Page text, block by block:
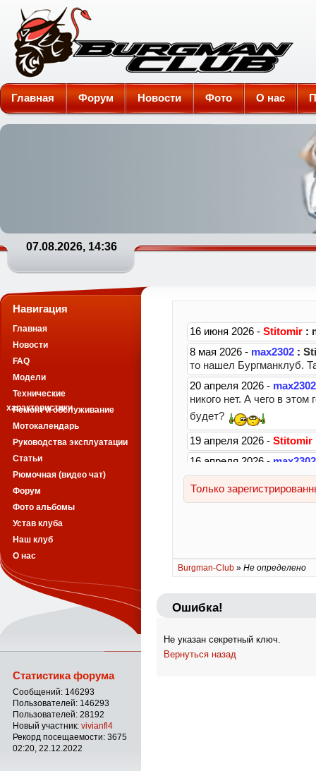
Burgman-Club
Главная Форум Новости Фото О нас
07.08.2026, 14:36
Burgman-Club » Не определено
Ошибка!
Не указан секретный ключ.
Вернуться назад
Навигация
Главная
Новости
FAQ
Модели
Технические
характеристики
Ремонт и обслуживание
Мотокалендарь
Руководства эксплуатации
Статьи
Рюмочная (видео чат)
Форум
Фото альбомы
Устав клуба
Наш клуб
О нас
Статистика форума
Сообщений: 146293
Пользователей: 146293
Пользователей: 28192
Новый участник: vivianfl4
Рекорд посещаемости: 3675
02:20, 22.12.2022